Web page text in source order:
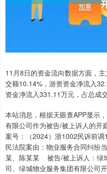
11月8日的资金流向数据方面，
交额10.14%，游资资金净流入
资金净流入331.11万元，占总成
本站消息，根据天眼查APP显示
有限公司作为被告/被上诉人的开
案号：（2024）浙1002民诉前
民法院案由：物业服务合同纠
某、陈某某 被告/被上诉人：绿
司、绿城物业服务集团有限公司